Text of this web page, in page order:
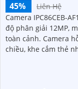
45%
Liên Hệ
Camera IPC86CEB-
độ phân giải 12MP,
toàn cảnh. Camera hỗ trợ hồng ngoại 10m, đàm thoại hai
chiều, khe cắm thẻ